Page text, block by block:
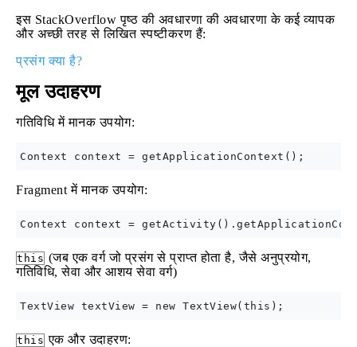
इस StackOverflow पृष्ठ की अवधारणा की अवधारणा के कई व्यापक
और अच्छी तरह से लिखित स्पष्टीकरण हैं:
प्रसंग क्या है?
मूल उदाहरण
गतिविधि में मानक उपयोग:
Fragment में मानक उपयोग:
this (जब एक वर्ग जो प्रसंग से प्राप्त होता है, जैसे अनुप्रयोग,
गतिविधि, सेवा और आशय सेवा वर्ग)
this एक और उदाहरण: